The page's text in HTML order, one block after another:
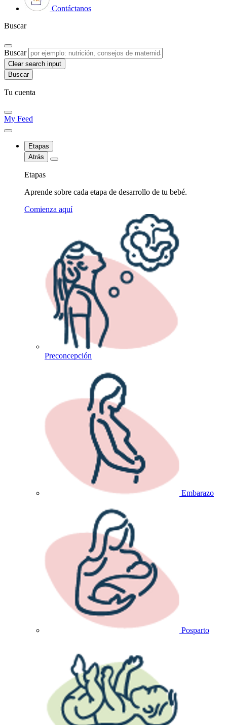
Contáctanos
Buscar
Buscar
Clear search input
Tu cuenta
My Feed
Etapas
Atrás
Etapas
Aprende sobre cada etapa de desarrollo de tu bebé.
Comienza aquí
Preconcepción
Embarazo
Posparto